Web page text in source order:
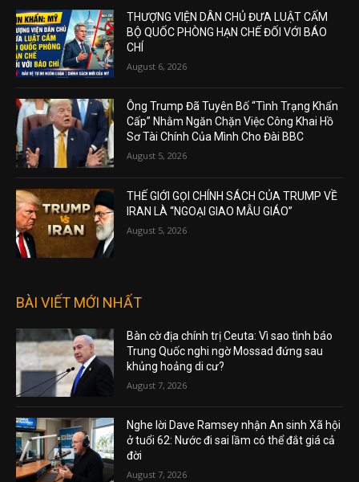
THƯỢNG VIỆN DÂN CHỦ ĐƯA LUẬT CẤM
BỘ QUỐC PHÒNG HẠN CHẾ ĐỐI VỚI BÁO
CHÍ
August 6, 2026
Ông Trump Đã Tuyên Bố “Tình Trạng Khẩn
Cấp” Nhằm Ngăn Chặn Việc Công Khai Hồ
Sơ Tài Chính Của Mình Cho Đài BBC
August 5, 2026
THẾ GIỚI GỌI CHÍNH SÁCH CỦA TRUMP VỀ
IRAN LÀ “NGOẠI GIAO MẪU GIÁO”
August 5, 2026
BÀI VIẾT MỚI NHẤT
Bàn cờ địa chính trị Ceuta: Vì sao tình báo
Trung Quốc nghi ngờ Mossad đứng sau
khủng hoảng di cư?
August 7, 2026
Nghe lời Dave Ramsey nhận An sinh Xã hội
ở tuổi 62: Nước đi sai lầm có thể đắt giá cả
đời
August 7, 2026